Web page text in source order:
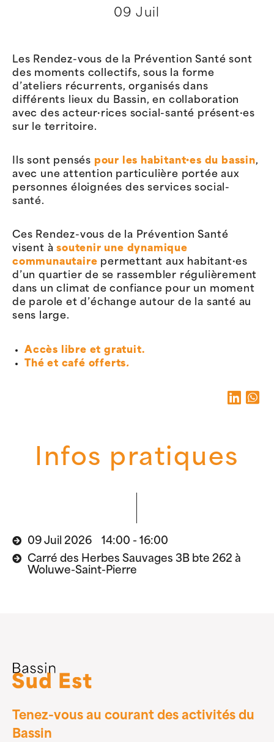
09 Juil
Les Rendez-vous de la Prévention Santé sont
des moments collectifs, sous la forme
d’ateliers récurrents, organisés dans
différents lieux du Bassin, en collaboration
avec des acteur·rices social-santé présent·es
sur le territoire.
Ils sont pensés pour les habitant·es du bassin,
avec une attention particulière portée aux
personnes éloignées des services social-
santé.
Ces Rendez-vous de la Prévention Santé
visent àsoutenir une dynamique
communautaire permettant aux habitant·es
d’un quartier de se rassembler régulièrement
dans un climat de confiance pour un moment
de parole et d’échange autour de la santé au
sens large.
Accès libre et gratuit.
Thé et café offerts.
Infos pratiques
09 Juil 2026 14:00 - 16:00
Carré des Herbes Sauvages 3B bte 262 à
Woluwe-Saint-Pierre
Tenez-vous au courant des activités du
Bassin